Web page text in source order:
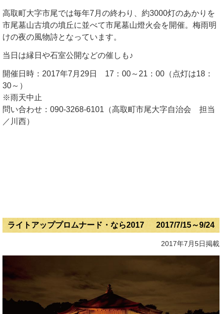
高取町大字市尾では毎年7月の終わり、約3000灯のあかりを
市尾墓山古墳の墳丘に並べて市尾墓山燈火会を開催。梅雨明
けの夜の風物詩となっています。
当日は縁日や石室公開などの催しも♪
開催日時：2017年7月29日 17：00～21：00（点灯は18：
30～）
※雨天中止
問い合わせ：090-3268-6101（高取町市尾大字自治会 担当
／川西）
ライトアッププロムナード・なら2017 2017/7/15～9/24
2017年7月5日掲載